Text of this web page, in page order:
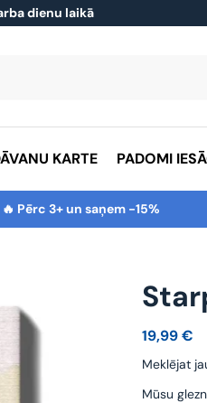
dienu laikā
KARTE PADOMI
Pērc 3+ un saņem -15%
19,99€
Meklējat
Mūsu